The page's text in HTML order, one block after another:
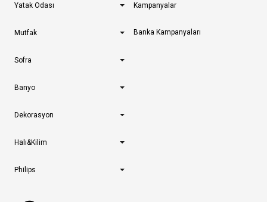
Yatak Odası
Mutfak
Sofra
Banyo
Dekorasyon
Halı&Kilim
Philips
Kampanyalar
Banka Kampanyaları